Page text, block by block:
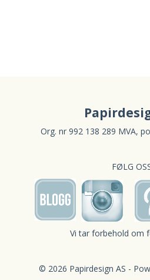
Org. nr 992 138 289 MVA,
FØLG
Vi tar forbehold om
© 2026 Papirdesign AS -